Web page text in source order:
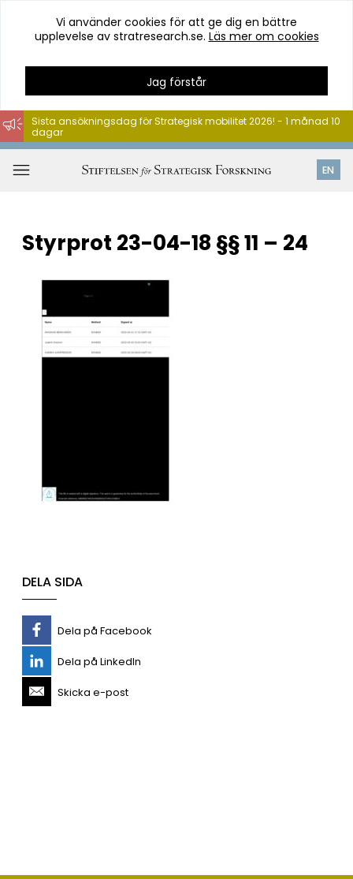
Hoppa
till
innehåll
Vi använder cookies för att ge dig en bättre
upplevelse av stratresearch.se. Läs mer om cookies
Jag förstår
EN
Sista ansökningsdag för Strategisk mobilitet 2026! - 1 månad 10
dagar
Styrprot 23-04-18 §§ 11 – 24
DELA SIDA
Dela på Facebook
Dela på LinkedIn
Skicka e-post